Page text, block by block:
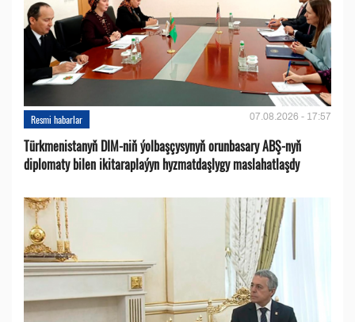
Resmi habarlar 07.08.2026 - 17:57
Türkmenistanyň DIM-niň ýolbaşçysynyň orunbasary ABŞ-nyň
diplomaty bilen ikitaraplaýyn hyzmatdaşlygy maslahatlaşdy